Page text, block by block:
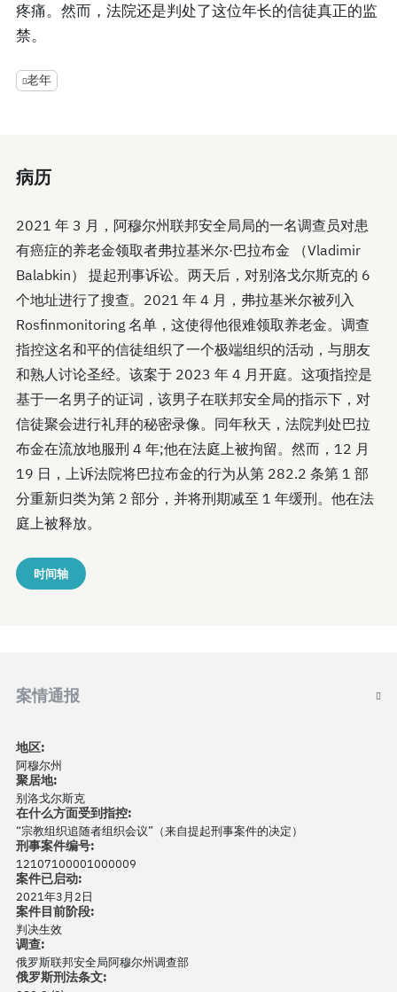
疼痛。然而，法院还是判处了这位年长的信徒真正的监
禁。
老年
病历
2021 年 3 月，阿穆尔州联邦安全局局的一名调查员对患
有癌症的养老金领取者弗拉基米尔·巴拉布金 （Vladimir
Balabkin） 提起刑事诉讼。两天后，对别洛戈尔斯克的 6
个地址进行了搜查。2021 年 4 月，弗拉基米尔被列入
Rosfinmonitoring 名单，这使得他很难领取养老金。调查
指控这名和平的信徒组织了一个极端组织的活动，与朋友
和熟人讨论圣经。该案于 2023 年 4 月开庭。这项指控是
基于一名男子的证词，该男子在联邦安全局的指示下，对
信徒聚会进行礼拜的秘密录像。同年秋天，法院判处巴拉
布金在流放地服刑 4 年;他在法庭上被拘留。然而，12 月
19 日，上诉法院将巴拉布金的行为从第 282.2 条第 1 部
分重新归类为第 2 部分，并将刑期减至 1 年缓刑。他在法
庭上被释放。
时间轴
案情通报
地区:
阿穆尔州
聚居地:
别洛戈尔斯克
在什么方面受到指控:
“宗教组织追随者组织会议”（来自提起刑事案件的决定）
刑事案件编号:
12107100001000009
案件已启动:
2021年3月2日
案件目前阶段:
判决生效
调查:
俄罗斯联邦安全局阿穆尔州调查部
俄罗斯刑法条文: